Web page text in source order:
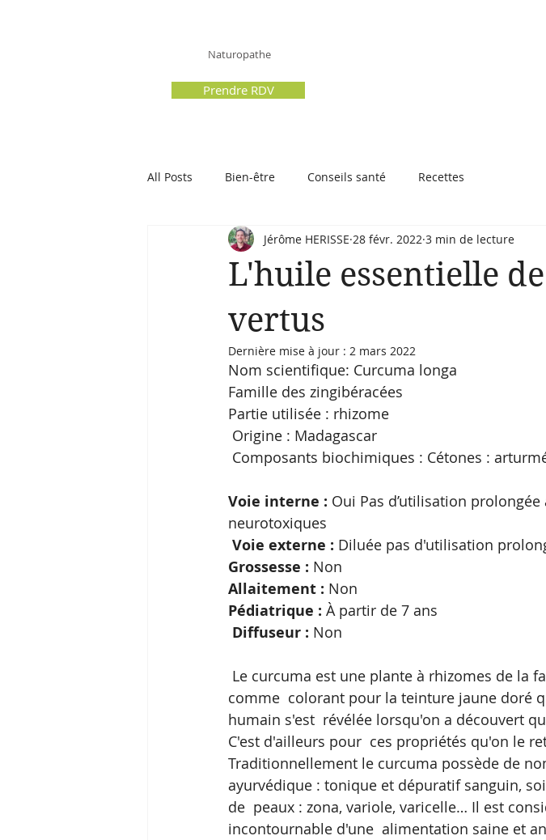
Naturopathe
Prendre RDV
All Posts Bien-être Conseils santé Recettes
L'huile essentielle
vertus
Jérôme HERISSE 28 févr. 2022 3 min de lecture
Dernière mise à jour : 2 mars 2022
Nom scientifique: Curcuma longa
Famille des zingibéracées
Partie utilisée : rhizome
Origine : Madagascar
Composants biochimiques : Cétones :
Voie interne : Oui Pas d’utilisation
neurotoxiques
Voie externe : Diluée pas d'utilisation
Grossesse : Non
Allaitement : Non
Pédiatrique : À partir de 7 ans
Diffuseur : Non
comme  colorant pour la teinture jaune doré
humain s'est  révélée lorsqu'on a découvert
C'est d'ailleurs pour  ces propriétés qu'on le
Traditionnellement le curcuma possède de
ayurvédique : tonique et dépuratif sanguin,
de  peaux : zona, variole, varicelle… Il est
incontournable d'une  alimentation saine et